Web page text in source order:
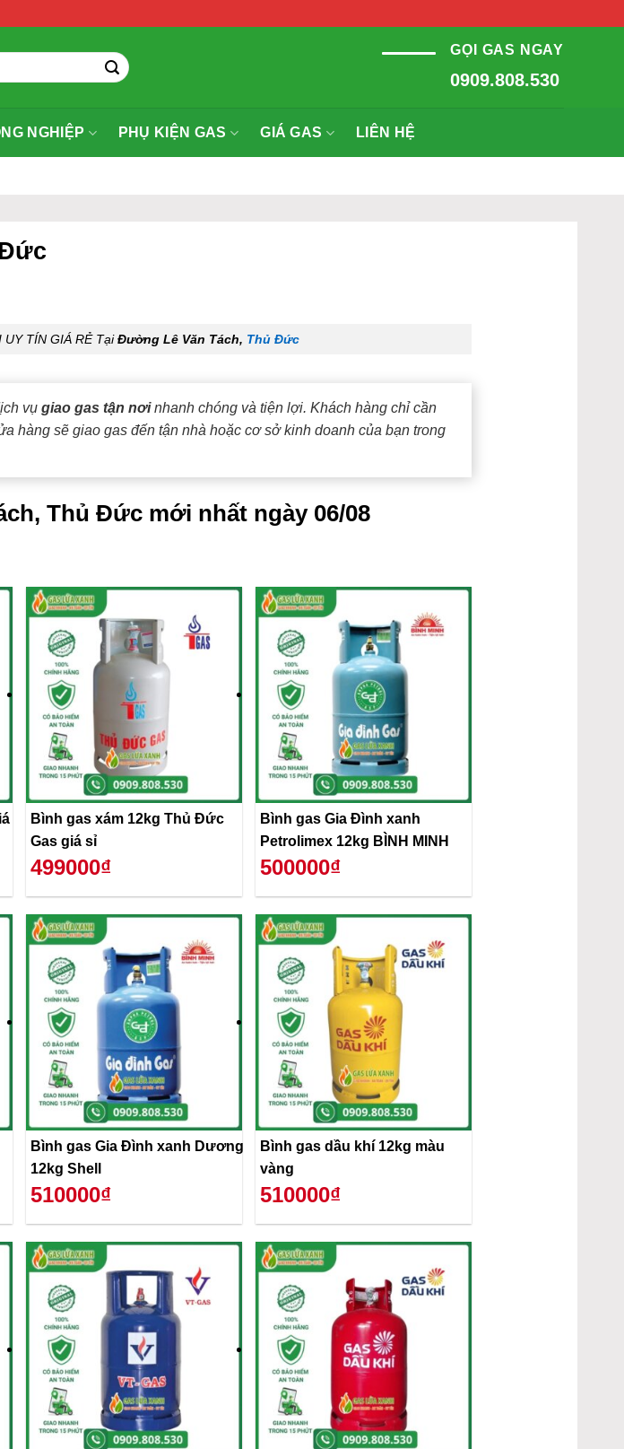
GỌI GAS NGAY
0909.808.530
NGHIỆP PHỤ KIỆN GAS GIÁ GAS LIÊN HỆ
TÍN GIÁ RẺ TạiĐường Lê Văn Tách, Thủ Đức
vụgiao gas tận nơinhanh chóng và tiện lợi. Khách hàng chỉ cần
hàng sẽ giao gas đến tận nhà hoặc cơ sở kinh doanh của bạn trong
Thủ Đức mới nhất ngày 06/08
Bình gas xám 12kg Thủ Đức
Gas giá sỉ
499000₫
Bình gas Gia Đình xanh
Petrolimex 12kg BÌNH MINH
500000₫
Bình gas Gia Đình xanh Dương
12kg Shell
510000₫
Bình gas dầu khí 12kg màu
vàng
510000₫